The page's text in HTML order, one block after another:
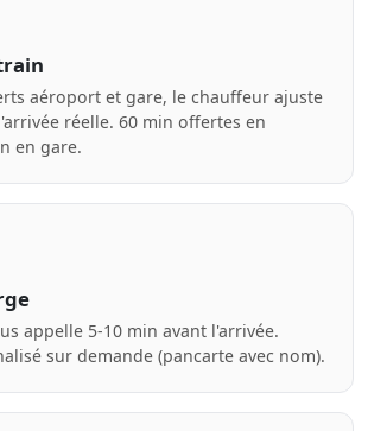
aéroport et gare, le chauffeur ajuste
réelle. 60 min offertes en
en gare.
appelle 5-10 min avant l'arrivée.
sur demande (pancarte avec nom).